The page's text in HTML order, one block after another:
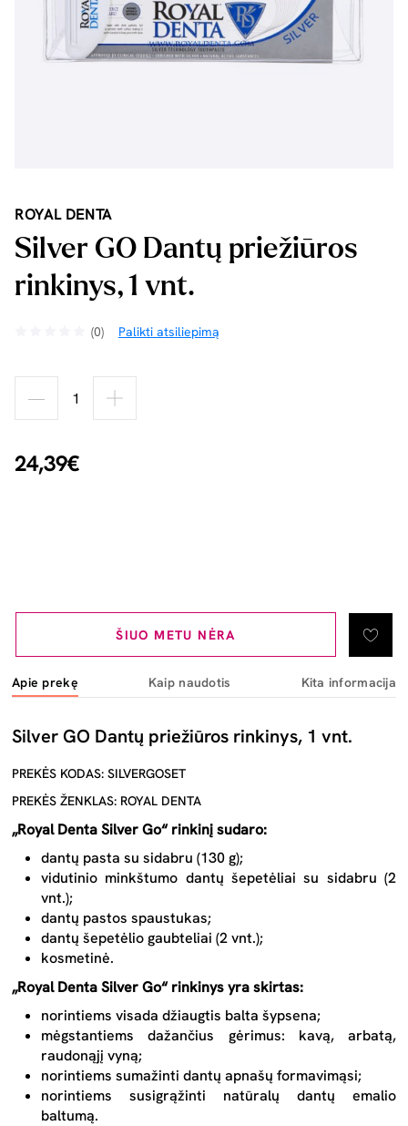
ROYAL DENTA
Silver GO Dantų priežiūros
rinkinys, 1 vnt.
(0) Palikti atsiliepimą
24,39€
ŠIUO METU NĖRA
Apie prekę Kaip naudotis Kita informacija
Silver GO Dantų priežiūros rinkinys, 1 vnt.
PREKĖS KODAS: SILVERGOSET
PREKĖS ŽENKLAS: ROYAL DENTA
„Royal Denta Silver Go“ rinkinį sudaro:
dantų pasta su sidabru (130 g);
vidutinio minkštumo dantų šepetėliai su sidabru (2
vnt.);
dantų pastos spaustukas;
dantų šepetėlio gaubteliai (2 vnt.);
kosmetinė.
„Royal Denta Silver Go“ rinkinys yra skirtas:
norintiems visada džiaugtis balta šypsena;
mėgstantiems dažančius gėrimus: kavą, arbatą,
raudonąjį vyną;
norintiems sumažinti dantų apnašų formavimąsi;
norintiems susigrąžinti natūralų dantų emalio
baltumą.